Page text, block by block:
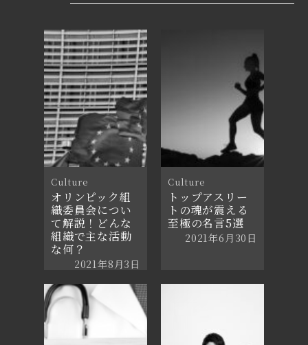
Culture
オリンピック組
織委員会につい
て解説！どんな
組織で主な活動
な何？
2021年8月3日
Culture
トップアスリー
トの魂が震える
至極の名言5選
2021年6月30日